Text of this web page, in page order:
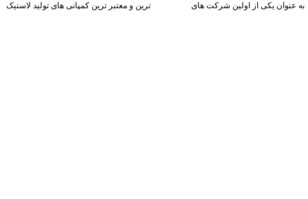
به عنوان یکی از اولین شرکت های
ترین و معتبر ترین کمپانی های تولید لاستیک